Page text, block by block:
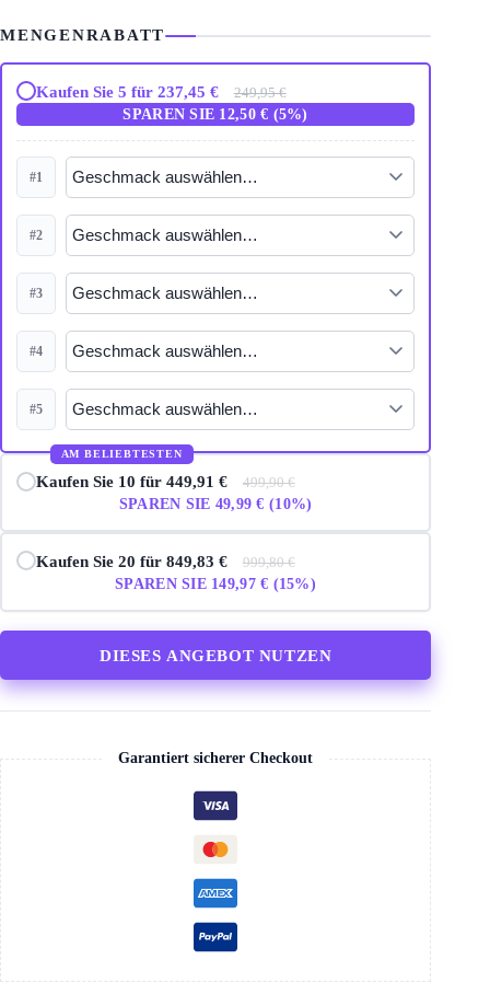
Menge
MENGENRABATT
Kaufen Sie 5 für 237,45 €
249,95 €
SPAREN SIE 12,50 € (5%)
#1
#2
#3
#4
#5
AM BELIEBTESTEN
Kaufen Sie 10 für 449,91 €
499,90 €
SPAREN SIE 49,99 € (10%)
Kaufen Sie 20 für 849,83 €
999,80 €
SPAREN SIE 149,97 € (15%)
DIESES ANGEBOT NUTZEN
Garantiert sicherer Checkout